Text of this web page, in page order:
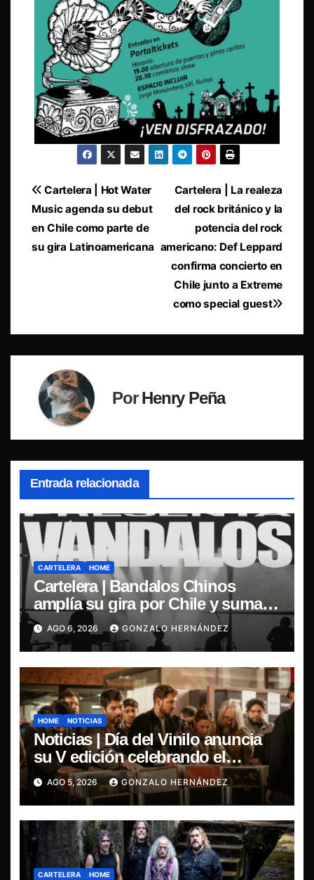
Navegación
de
entradas
Cartelera | La realeza
del rock británico y la
potencia del rock
americano: Def Leppard
confirma concierto en
Chile junto a Extreme
como special guest
Cartelera | Hot Water
Music agenda su debut
en Chile como parte de
su gira Latinoamericana
PorHenry Peña
Entrada relacionada
CARTELERA HOME
Cartelera | Bandalos Chinos
amplía su gira por Chile y suma
concierto en Concepción
AGO 6, 2026 GONZALO HERNÁNDEZ
HOME NOTICIAS
Noticias | Día del Vinilo anuncia
su V edición celebrando el
regreso del 7″ fabricado en Chile
AGO 5, 2026 GONZALO HERNÁNDEZ
CARTELERA HOME